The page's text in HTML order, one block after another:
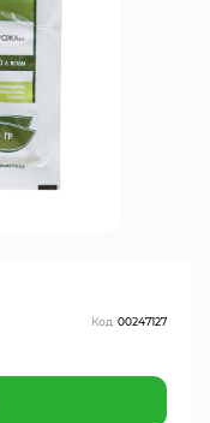
Код:00247127